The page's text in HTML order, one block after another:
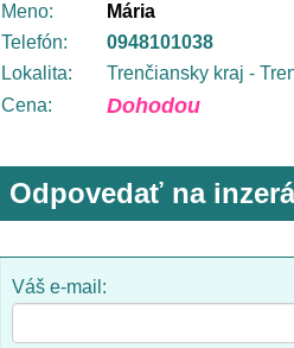
Meno:
Mária
Telefón:
0948101038
Lokalita:
Trenčiansky kraj -
Cena:
Dohodou
Odpovedať na
Váš e-mail: